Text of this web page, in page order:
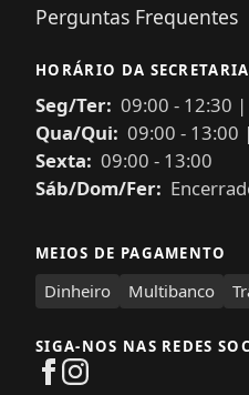
Perguntas Frequentes
HORÁRIO DA SECRETARIA
Seg/Ter: 09:00 - 12:30 |
Qua/Qui: 09:00 - 13:00 |
Sexta: 09:00 - 13:00
Sáb/Dom/Fer:
MEIOS DE PAGAMENTO
Dinheiro Multibanco
SIGA-NOS NAS REDES